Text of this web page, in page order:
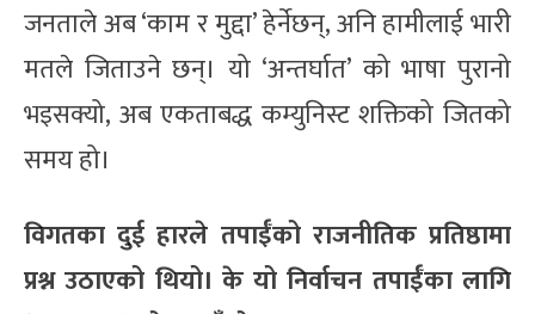
जनताले अब ‘काम र मुद्दा’ हेर्नेछन्, अनि हामीलाई भारी
मतले जिताउने छन्। यो ‘अन्तर्घात’ को भाषा पुरानो
भइसक्यो, अब एकताबद्ध कम्युनिस्ट शक्तिको जितको
समय हो।
विगतका दुई हारले तपाईँको राजनीतिक प्रतिष्ठामा
प्रश्न उठाएको थियो। के यो निर्वाचन तपाईँका लागि